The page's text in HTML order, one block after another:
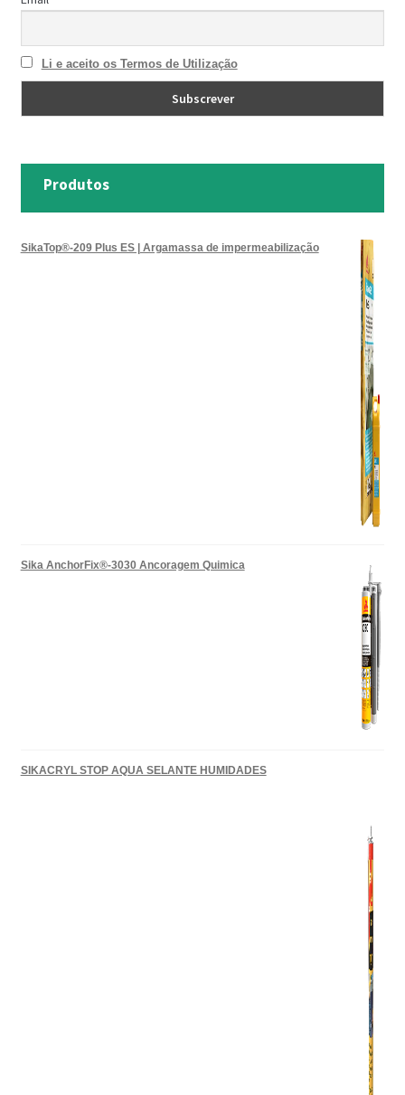
Li e aceito os Termos de Utilização
Produtos
SikaTop®-209 Plus ES | Argamassa de impermeabilização
Sika AnchorFix®-3030 Ancoragem Quimica
SIKACRYL STOP AQUA SELANTE HUMIDADES